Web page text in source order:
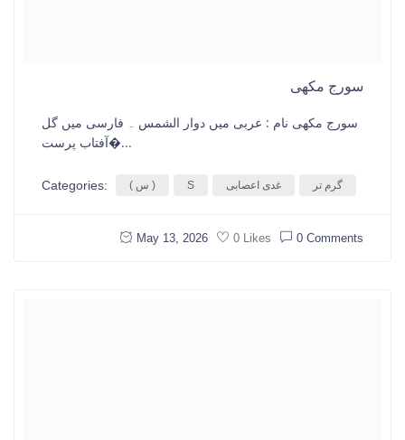
سورج مکھی
سورج مکھی نام : عربی میں دوار الشمس ۔ فارسی میں گل
آفتاب پرست�...
Categories: ( س ) S غدی اعصابی گرم تر
May 13, 2026 0 Likes 0 Comments